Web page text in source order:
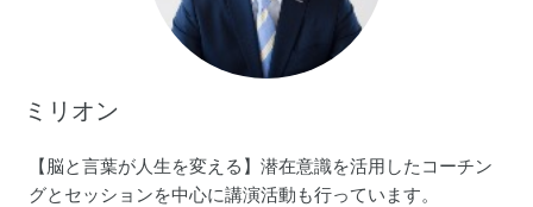
ミリオン
【脳と言葉が人生を変える】潜在意識を活用したコーチン
グとセッションを中心に講演活動も行っています。